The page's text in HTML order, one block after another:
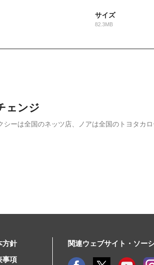
サイズ
82.3MB
ェンジ
ーは全国のネッツ店、ノアは全国のトヨタカ
方針
事項
関連ウェブサイト・ソー